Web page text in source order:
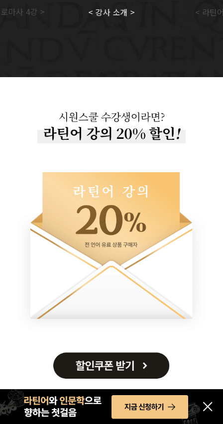
마사 4강 > < 강사 소개 > < 라틴
할
인
폰
받
기